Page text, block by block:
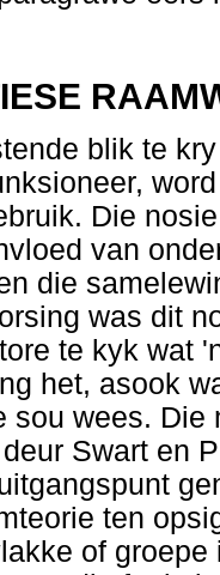
blik te
Die
van
die
was dit
te kyk wat
het, asook
sou wees.
Swart en
ten
of